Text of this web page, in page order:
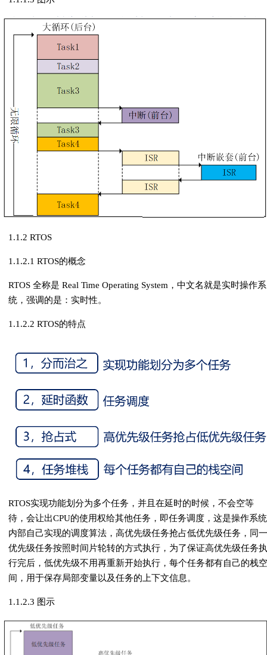
1.1.2 RTOS
1.1.2.1 RTOS的概念
RTOS 全称是 Real Time Operating System，中文名就是实时操作系
统，强调的是：实时性。
1.1.2.2 RTOS的特点
RTOS实现功能划分为多个任务，并且在延时的时候，不会空等
待，会让出CPU的使用权给其他任务，即任务调度，这是操作系统
内部自己实现的调度算法，高优先级任务抢占低优先级任务，同一
优先级任务按照时间片轮转的方式执行，为了保证高优先级任务执
行完后，低优先级不用再重新开始执行，每个任务都有自己的栈空
间，用于保存局部变量以及任务的上下文信息。
1.1.2.3 图示